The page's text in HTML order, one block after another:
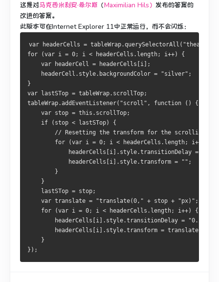
这是对马克西米利安·希尔斯 （Maximilian Hils） 发布的答案的
改进的答案。
此版本可在Internet Explorer 11中正常运行，而不会闪烁：
var headerCells = tableWrap.querySelectorAll("thead
for (var i = 0; i < headerCells.length; i++) {
    var headerCell = headerCells[i];
    headerCell.style.backgroundColor = "silver";
}
var lastSTop = tableWrap.scrollTop;
tableWrap.addEventListener("scroll", function () {
    var stop = this.scrollTop;
    if (stop < lastSTop) {
// Resetting the transform for the scrolling up
        for (var i = 0; i < headerCells.length; i++) {
            headerCells[i].style.transitionDelay = "0s";
            headerCells[i].style.transform = "";
        }
    }
    lastSTop = stop;
    var translate = "translate(0," + stop + "px)";
    for (var i = 0; i < headerCells.length; i++) {
        headerCells[i].style.transitionDelay = "0.25s";
        headerCells[i].style.transform = translate;
    }
});